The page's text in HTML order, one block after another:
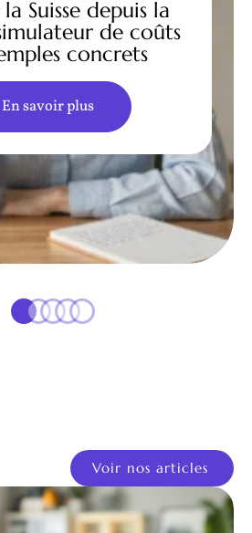
Suisse depuis la
de coûts
concrets
En savoir plus
Voir nos articles